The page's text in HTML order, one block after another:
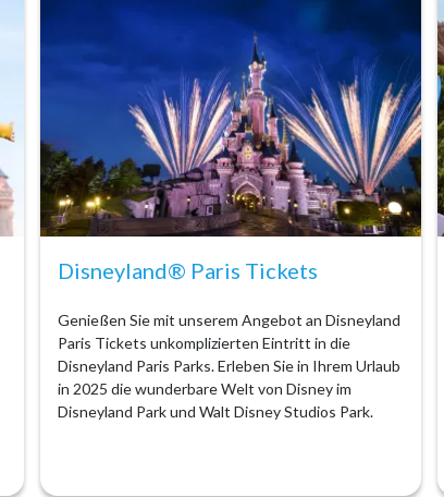
Disneyland® Paris Tickets
Genießen Sie mit unserem Angebot an Disneyland
Paris Tickets unkomplizierten Eintritt in die
Disneyland Paris Parks. Erleben Sie in Ihrem Urlaub
in 2025 die wunderbare Welt von Disney im
Disneyland Park und Walt Disney Studios Park.